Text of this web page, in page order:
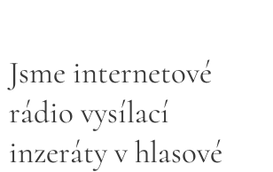
Jsme internetové
rádio vysílací
inzeráty v hlasové